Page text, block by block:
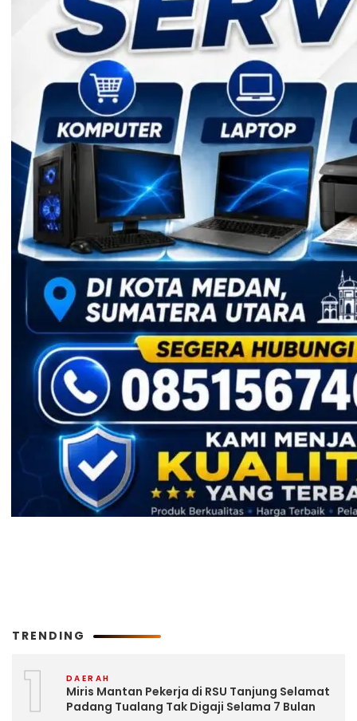
TRENDING
1 DAERAH
Miris Mantan Pekerja di RSU Tanjung Selamat
Padang Tualang Tak Digaji Selama 7 Bulan